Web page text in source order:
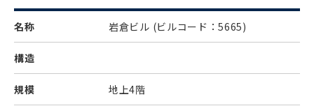
名称 岩倉ビル (ビルコード：5665)
構造
規模 地上4階